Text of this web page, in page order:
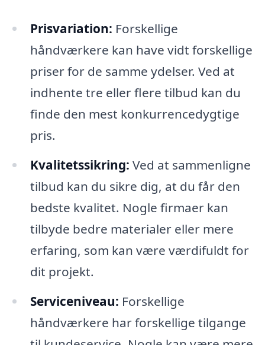
Prisvariation: Forskellige
håndværkere kan have vidt forskellige
priser for de samme ydelser. Ved at
indhente tre eller flere tilbud kan du
finde den mest konkurrencedygtige
pris.
Kvalitetssikring: Ved at sammenligne
tilbud kan du sikre dig, at du får den
bedste kvalitet. Nogle firmaer kan
tilbyde bedre materialer eller mere
erfaring, som kan være værdifuldt for
dit projekt.
Serviceniveau: Forskellige
håndværkere har forskellige tilgange